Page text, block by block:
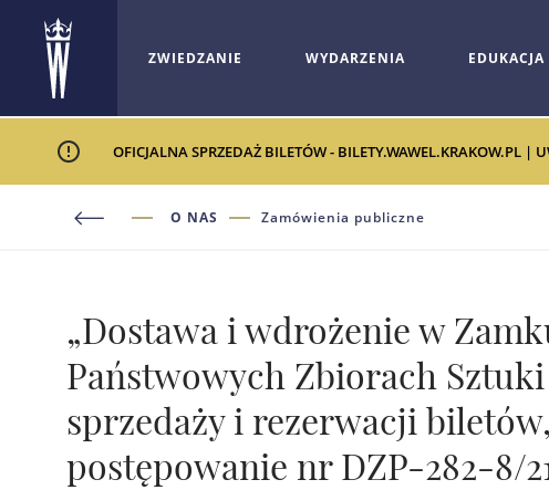
ZWIEDZANIE WYDARZENIA EDUKACJA
OFICJALNA SPRZEDAŻ BILETÓW - BILETY.WAWEL.KRAKOW.PL |
O NAS Zamówienia publiczne
„Dostawa i wdrożenie w
Państwowych Zbiorach
sprzedaży i rezerwacji
postępowanie nr DZP-282-8/